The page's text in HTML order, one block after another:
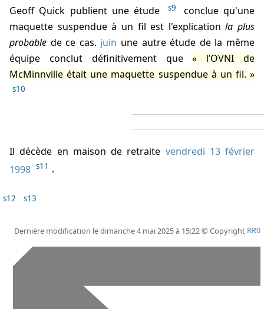
Geoff Quick publient une étude
s9
conclue qu'une
maquette suspendue à un fil est l'explicationla plus
probable de ce cas. juin une autre étude de la même
équipe conclut définitivement que
l’OVNI de
McMinnville était une maquette suspendue à un fil.
s10
Il décède en maison de retraite vendredi 13 février
1998 s11 .
s12 s13
Dernière modification le dimanche 4 mai 2025 à 15:22 © Copyright RR0